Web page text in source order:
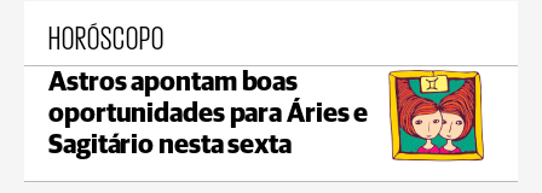
HORÓSCOPO
Astros apontam boas
oportunidades para Áries e
Sagitário nesta sexta